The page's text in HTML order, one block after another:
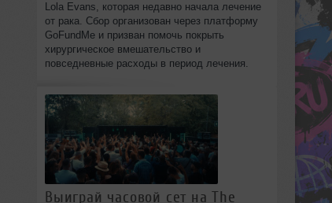
Lola Evans, которая недавно начала лечение
от рака. Сбор организован через платформу
GoFundMe и призван помочь покрыть
хирургическое вмешательство и
повседневные расходы в период лечения.
Выиграй часовой сет на The